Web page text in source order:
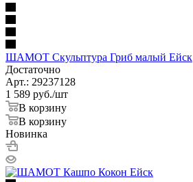
ШАМОТ Скульптура Гриб малый Ейск
Достаточно
Арт.: 29237128
1 589 руб./шт
В корзину
В корзину
Новинка